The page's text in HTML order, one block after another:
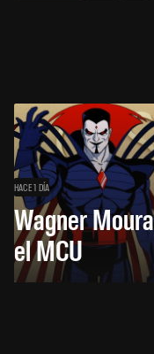
HACE 1 DÍA
Wagner
el MCU